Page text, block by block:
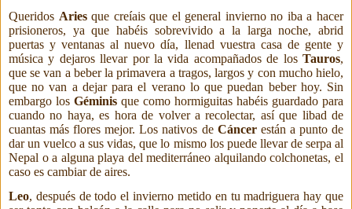
Queridos Ariesque creíais que el general invierno no iba a hacer
prisioneros, ya que habéis sobrevivido a la larga noche, abrid
puertas y ventanas al nuevo día, llenad vuestra casa de gente y
música y dejaros llevar por la vida acompañados de los Tauros,
que se van a beber la primavera a tragos, largos y con mucho hielo,
que no van a dejar para el verano lo que puedan beber hoy. Sin
embargo los Géminis que como hormiguitas habéis guardado para
cuando no haya, es hora de volver a recolectar, así que libad de
cuantas más flores mejor. Los nativos de Cáncer están a punto de
dar un vuelco a sus vidas, que lo mismo los puede llevar de serpa al
Nepal o a alguna playa del mediterráneo alquilando colchonetas, el
caso es cambiar de aires.
Leo, después de todo el invierno metido en tu madriguera hay que